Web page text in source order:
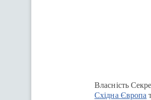
Власність
Східна Європа